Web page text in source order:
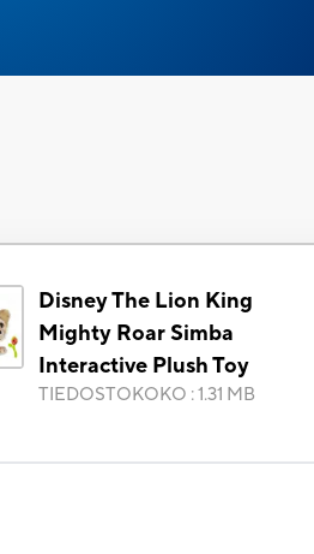
Disney The Lion King
Mighty Roar Simba
Interactive Plush Toy
TIEDOSTOKOKO :1.31 MB